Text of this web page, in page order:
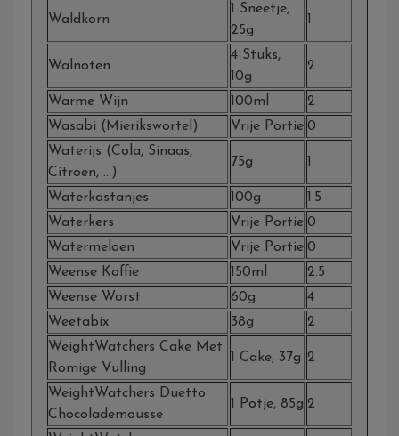
Waldkorn
1 Sneetje,
25g
1
Walnoten
4 Stuks,
10g
2
Warme Wijn 100ml
2
Wasabi (mierikswortel)
Vrije Portie 0
Waterijs (cola, Sinaas,
Citroen, …)
75g 1
Waterkastanjes 100g
1.5
Waterkers
Vrije Portie 0
Watermeloen
Vrije Portie 0
Weense Koffie
150ml
2.5
Weense Worst
60g
4
Weetabix
38g
2
WeightWatchers Cake Met
Romige Vulling
1 Cake, 37g 2
WeightWatchers Duetto
Chocolademousse
1 Potje, 85g 2